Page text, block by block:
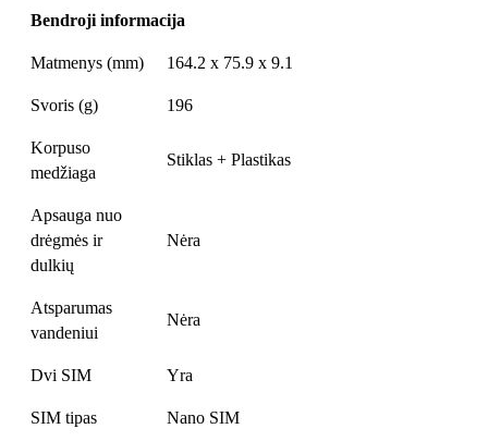
Bendroji informacija
Matmenys (mm) 164.2 x 75.9 x 9.1
Svoris (g) 196
Korpuso
medžiaga
Stiklas + Plastikas
Apsauga nuo
drėgmės ir
dulkių
Nėra
Atsparumas
vandeniui
Nėra
Dvi SIM Yra
SIM tipas Nano SIM